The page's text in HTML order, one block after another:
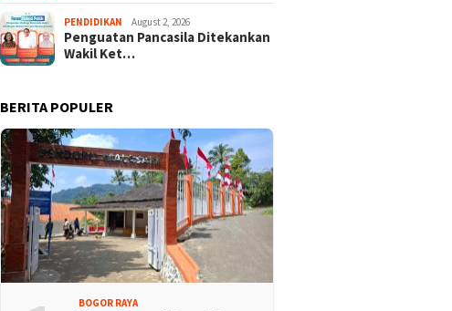
Ekspedisi Bogor Biru di
Pangradin Bangun Kesadaran
Masyarakat Sungai Bebas
Sampah
Jelang Mukab IX KADIN
Kabupaten Bogor, PHRI Bulat
Dukung Ridwan Rusliadi
PENDIDIKAN August 2, 2026
Penguatan Pancasila Ditekankan
Wakil Ket…
BERITA POPULER
BOGOR RAYA